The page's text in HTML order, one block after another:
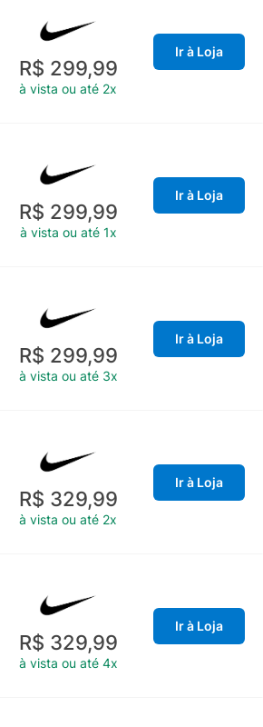
R$ 299,99
à vista ou até 2x
Ir à Loja
R$ 299,99
à vista ou até 1x
Ir à Loja
R$ 299,99
à vista ou até 3x
Ir à Loja
R$ 329,99
à vista ou até 2x
Ir à Loja
R$ 329,99
à vista ou até 4x
Ir à Loja